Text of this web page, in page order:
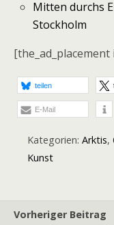
Mitten durchs
Stockholm
[the_ad_placement
teilen
E-Mail
Kategorien: Arktis,
Kunst
Vorheriger Beitrag